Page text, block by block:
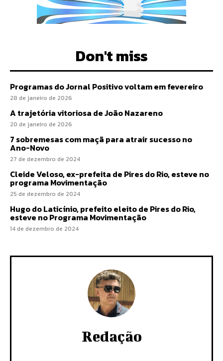
Don't miss
Programas do Jornal Positivo voltam em fevereiro
28 de janeiro de 2026
A trajetória vitoriosa de João Nazareno
20 de janeiro de 2026
7 sobremesas com maçã para atrair sucesso no
Ano-Novo
27 de dezembro de 2024
Cleide Veloso, ex-prefeita de Pires do Rio, esteve no
programa Movimentação
25 de dezembro de 2024
Hugo do Laticínio, prefeito eleito de Pires do Rio,
esteve no Programa Movimentação
14 de dezembro de 2024
Redação